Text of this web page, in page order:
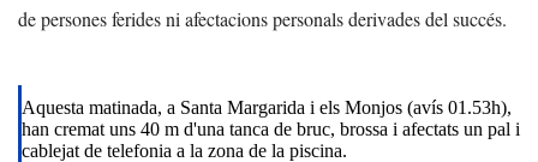
de persones ferides ni afectacions personals derivades del succés.
Aquesta matinada, a Santa Margarida i els Monjos (avís 01.53h),
han cremat uns 40 m d'una tanca de bruc, brossa i afectats un pal i
cablejat de telefonia a la zona de la piscina.